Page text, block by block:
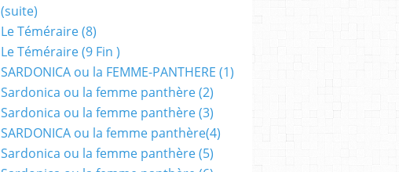
(suite)
Le Téméraire (8)
Le Téméraire (9 Fin )
SARDONICA ou la FEMME-PANTHERE (1)
Sardonica ou la femme panthère (2)
Sardonica ou la femme panthère (3)
SARDONICA ou la femme panthère(4)
Sardonica ou la femme panthère (5)